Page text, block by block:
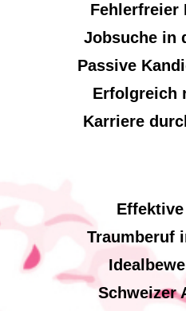
Fehlerfreier
Jobsuche in
Passive
Erfolgreich
Karriere
Traumberuf
Schweizer